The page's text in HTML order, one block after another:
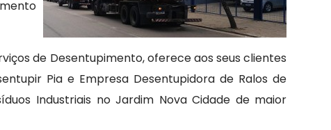
de Desentupimento, oferece aos seus clientes
Pia e Empresa Desentupidora de Ralos de
Industriais no Jardim Nova Cidade de maior